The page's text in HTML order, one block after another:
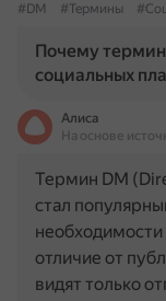
#DM
#Термины
Почему
социальных
Алиса
На основе
Термин DM
стал
отличие от
видят только